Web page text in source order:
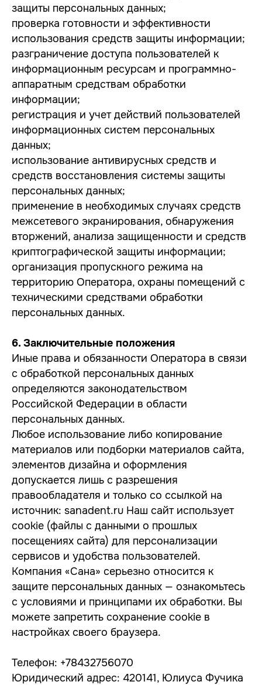
защиты персональных данных;
проверка готовности и эффективности
использования средств защиты информации;
разграничение доступа пользователей к
информационным ресурсам и программно-
аппаратным средствам обработки
информации;
регистрация и учет действий пользователей
информационных систем персональных
данных;
использование антивирусных средств и
средств восстановления системы защиты
персональных данных;
применение в необходимых случаях средств
межсетевого экранирования, обнаружения
вторжений, анализа защищенности и средств
криптографической защиты информации;
организация пропускного режима на
территорию Оператора, охраны помещений с
техническими средствами обработки
персональных данных.
6. Заключительные положения
Иные права и обязанности Оператора в связи
с обработкой персональных данных
определяются законодательством
Российской Федерации в области
персональных данных.
Любое использование либо копирование
материалов или подборки материалов сайта,
элементов дизайна и оформления
допускается лишь с разрешения
правообладателя и только со ссылкой на
источник: sanadent.ru Наш сайт использует
cookie (файлы с данными о прошлых
посещениях сайта) для персонализации
сервисов и удобства пользователей.
Компания «Сана» серьезно относится к
защите персональных данных — ознакомьтесь
с условиями и принципами их обработки. Вы
можете запретить сохранение cookie в
настройках своего браузера.
Телефон: +78432756070
Юридический адрес: 420141, Юлиуса Фучика